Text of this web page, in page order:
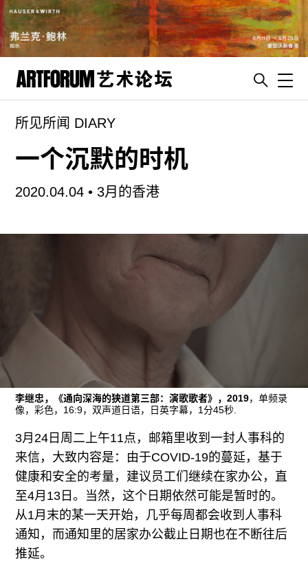
artguide
杂志
广告
订阅
联系我们
关注我们
所见所闻 DIARY
一个沉默的时机
2020.04.04 •3月的香港
李继忠，《通向深海的狭道第三部：演歌歌者》，2019，单频录
像，彩色，16:9，双声道日语，日英字幕，1分45秒.
3月24日周二上午11点，邮箱里收到一封人事科的
来信，大致内容是：由于COVID-19的蔓延，基于
健康和安全的考量，建议员工们继续在家办公，直
至4月13日。当然，这个日期依然可能是暂时的。
从1月末的某一天开始，几乎每周都会收到人事科
通知，而通知里的居家办公截止日期也在不断往后
推延。